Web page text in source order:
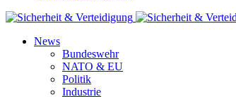
News
Bundeswehr
NATO & EU
Politik
Industrie